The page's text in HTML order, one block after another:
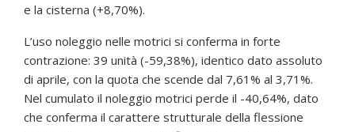
e la cisterna (+8,70%).
L’uso noleggio nelle motrici si conferma in forte
contrazione: 39 unità (-59,38%), identico dato assoluto
di aprile, con la quota che scende dal 7,61% al 3,71%.
Nel cumulato il noleggio motrici perde il -40,64%, dato
che conferma il carattere strutturale della flessione